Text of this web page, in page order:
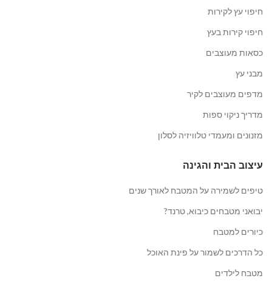
חיפוי עץ לקירות
חיפוי קירות בעץ
כסאות מעוצבים
מבני עץ
מדפים מעוצבים לקיר
מדריך ניקוי ספות
מזנונים ומעמדי טלוויזיה לסלון
עיצוב הבית והגינה
טיפים לשמירה על המטבח לאורך שנים
יבואני מטבחים כיבוא, טרנד?
כיורים למטבח
כל הדרכים לשמור על פינת האוכל
מטבח לילדים